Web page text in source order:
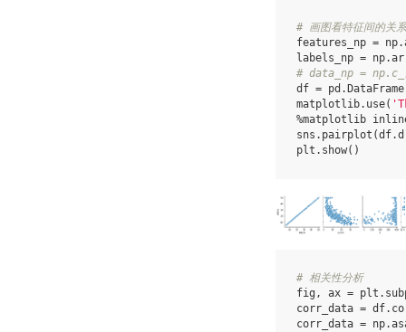
# 画图看特征间的关
features_np = np.
labels_np = np.
# data_np =
df = pd .DataFrame
matplotlib. use(
%matplotlib
sns . pairplot (df.
plt . show()
# 相关性分析
fig , ax = plt .
corr_data = df.
corr_data = np.